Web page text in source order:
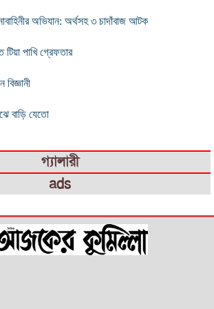
অভিযান: অর্থসহ ৩ চাদাঁবাজ আটক
টিয়া পাখি গ্রেফতার
বাড়ি যেতো
গ্যালারী
ads